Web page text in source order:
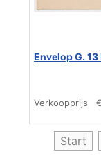
Envelop G.
Verkoopprijs
Start